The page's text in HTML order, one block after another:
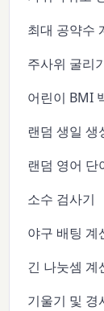
최대 공약수
주사위 굴리
어린이 BMI
랜덤 생일 생
랜덤 영어 단
소수 검사기
야구 배팅 계
긴 나눗셈 계
기울기 및 경